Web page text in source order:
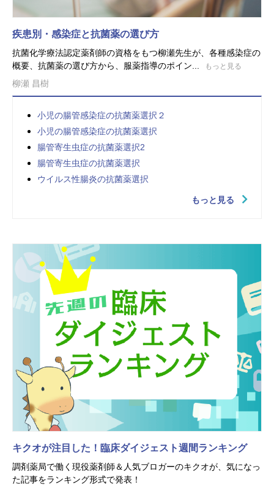
疾患別・感染症と抗菌薬の選び方
抗菌化学療法認定薬剤師の資格をもつ柳瀬先生が、各種感染症の
概要、抗菌薬の選び方から、服薬指導のポイン...
もっと見る
柳瀬 昌樹
小児の腸管感染症の抗菌薬選択２
小児の腸管感染症の抗菌薬選択
腸管寄生虫症の抗菌薬選択2
腸管寄生虫症の抗菌薬選択
ウイルス性腸炎の抗菌薬選択
もっと見る
キクオが注目した！臨床ダイジェスト週間ランキング
調剤薬局で働く現役薬剤師＆人気ブロガーのキクオが、気になっ
た記事をランキング形式で発表！